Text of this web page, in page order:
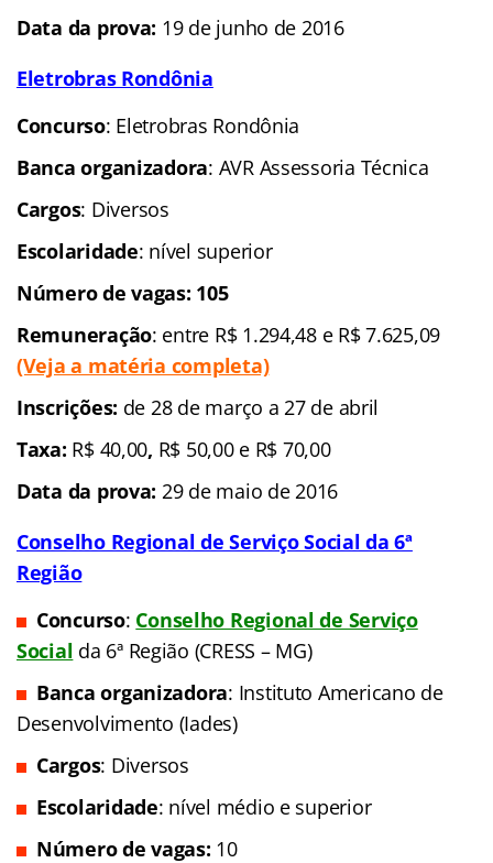
Data da prova: 19 de junho de 2016
Eletrobras Rondônia
Concurso: Eletrobras Rondônia
Banca organizadora: AVR Assessoria Técnica
Cargos: Diversos
Escolaridade: nível superior
Número de vagas: 105
Remuneração: entre R$ 1.294,48 e R$ 7.625,09
(Veja a matéria completa)
Inscrições: de 28 de março a 27 de abril
Taxa: R$ 40,00, R$ 50,00 e R$ 70,00
Data da prova: 29 de maio de 2016
Conselho Regional de Serviço Social da 6ª
Região
Concurso: Conselho Regional de Serviço
Social da 6ª Região (CRESS – MG)
Banca organizadora: Instituto Americano de
Desenvolvimento (Iades)
Cargos: Diversos
Escolaridade: nível médio e superior
Número de vagas: 10